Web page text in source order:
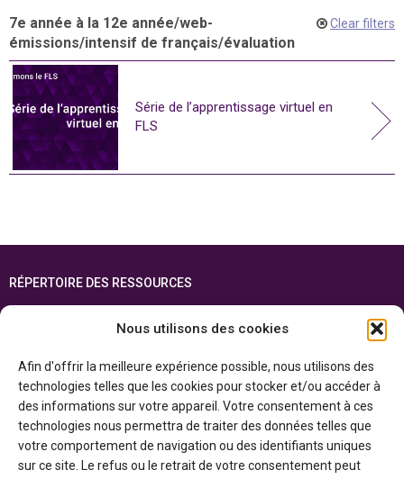
Nous utilisons des cookies
Afin d'offrir la meilleure expérience possible, nous utilisons des
technologies telles que les cookies pour stocker et/ou accéder à
des informations sur votre appareil. Votre consentement à ces
technologies nous permettra de traiter des données telles que
votre comportement de navigation ou des identifiants uniques
sur ce site. Le refus ou le retrait de votre consentement peut
7e année à la 12e année/web-
émissions/intensif de français/évaluation
Clear filters
Série de l’apprentissage virtuel en
FLS
RÉPERTOIRE DES RESSOURCES
ENGLISH
Cette ressource est réalisée grâce au soutien financier du gouvernement de
l’Ontario et du gouvernement duCanada par l’entremise du ministère du
Patrimoine canadien